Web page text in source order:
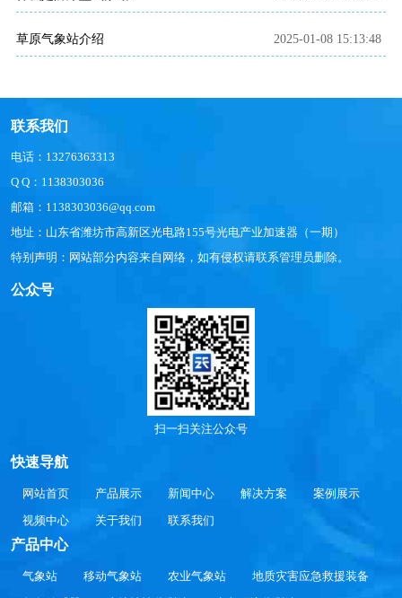
草原气象站介绍 2025-01-08 15:13:48
联系我们
电话：13276363313
Q Q：1138303036
邮箱：1138303036@qq.com
地址：山东省潍坊市高新区光电路155号光电产业加速器（一期）
特别声明：网站部分内容来自网络，如有侵权请联系管理员删除。
公众号
扫一扫关注公众号
快速导航
网站首页 产品展示 新闻中心 解决方案
案例展示
视频中心
关于我们 联系我们
产品中心
气象站 移动气象站 农业气象站
地质灾害应急救援装备